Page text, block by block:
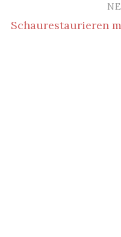
Schaurestaurieren